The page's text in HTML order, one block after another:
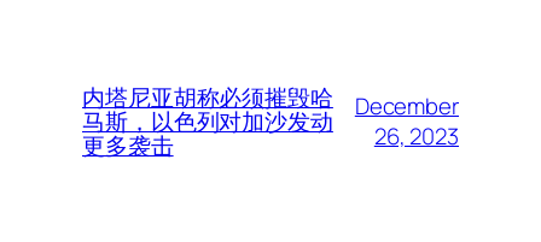
内塔尼亚胡称必须摧毁哈
马斯，以色列对加沙发动
更多袭击
December
26, 2023